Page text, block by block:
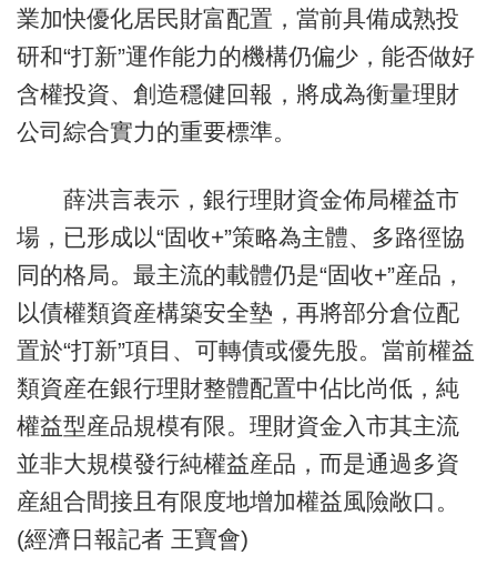
業加快優化居民財富配置，當前具備成熟投
研和“打新”運作能力的機構仍偏少，能否做好
含權投資、創造穩健回報，將成為衡量理財
公司綜合實力的重要標準。
薛洪言表示，銀行理財資金佈局權益市
場，已形成以“固收+”策略為主體、多路徑協
同的格局。最主流的載體仍是“固收+”産品，
以債權類資産構築安全墊，再將部分倉位配
置於“打新”項目、可轉債或優先股。當前權益
類資産在銀行理財整體配置中佔比尚低，純
權益型産品規模有限。理財資金入市其主流
並非大規模發行純權益産品，而是通過多資
産組合間接且有限度地增加權益風險敞口。
(經濟日報記者 王寶會)